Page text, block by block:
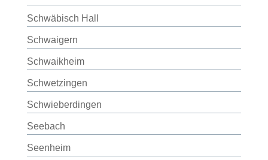
Schwäbisch Hall
Schwaigern
Schwaikheim
Schwetzingen
Schwieberdingen
Seebach
Seenheim